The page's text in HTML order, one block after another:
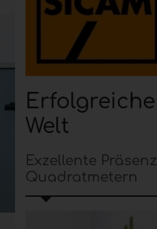
Welt
Exzellente
Quadratmetern